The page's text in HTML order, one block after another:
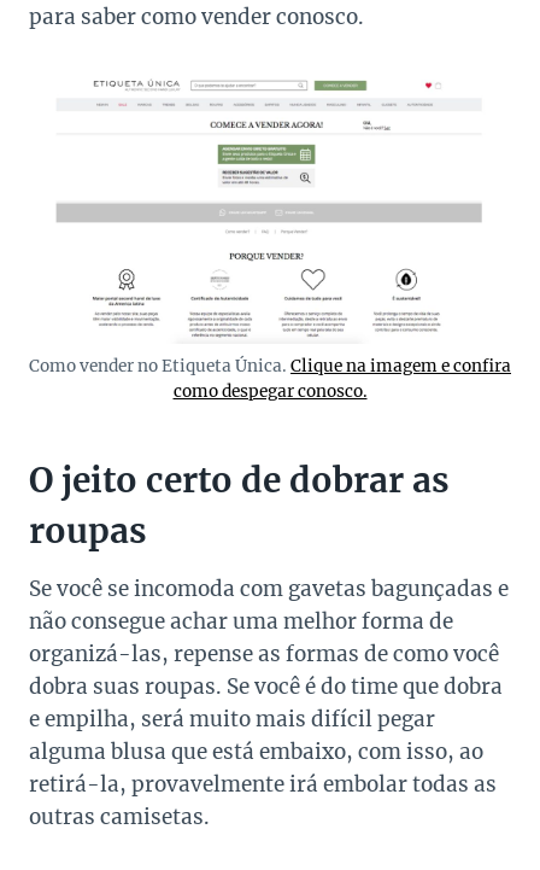
para saber como vender conosco.
Como vender no Etiqueta Única. Clique na imagem e confira
como despegar conosco.
O jeito certo de dobrar as
roupas
Se você se incomoda com gavetas bagunçadas e
não consegue achar uma melhor forma de
organizá-las, repense as formas de como você
dobra suas roupas. Se você é do time que dobra
e empilha, será muito mais difícil pegar
alguma blusa que está embaixo, com isso, ao
retirá-la, provavelmente irá embolar todas as
outras camisetas.